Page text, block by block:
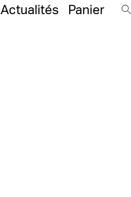
Actualités Panier